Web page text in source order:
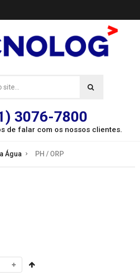
3076-7800
de falar com os nossos clientes.
Água PH / ORP